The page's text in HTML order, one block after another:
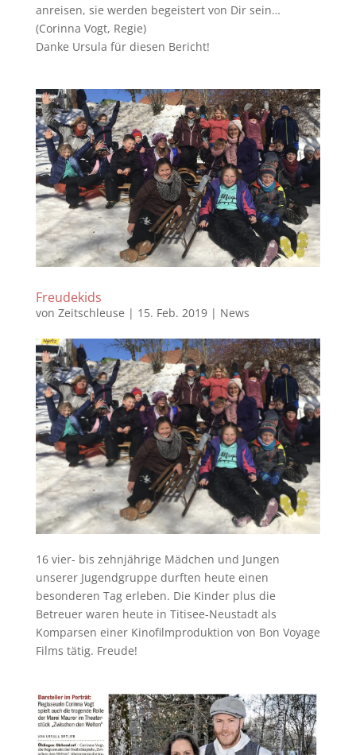
anreisen, sie werden begeistert von Dir sein…
(Corinna Vogt, Regie)
Danke Ursula für diesen Bericht!
Freudekids
von Zeitschleuse | 15. Feb. 2019| News
16 vier- bis zehnjährige Mädchen und Jungen
unserer Jugendgruppe durften heute einen
besonderen Tag erleben. Die Kinder plus die
Betreuer waren heute in Titisee-Neustadt als
Komparsen einer Kinofilmproduktion von Bon Voyage
Films tätig. Freude!